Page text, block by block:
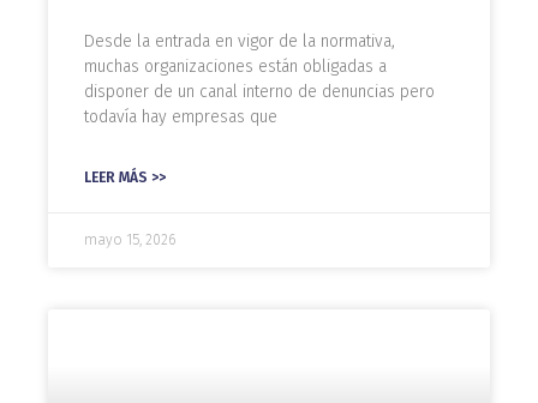
Desde la entrada en vigor de la normativa,
muchas organizaciones están obligadas a
disponer de un canal interno de denuncias pero
todavía hay empresas que
LEER MÁS >>
mayo 15, 2026